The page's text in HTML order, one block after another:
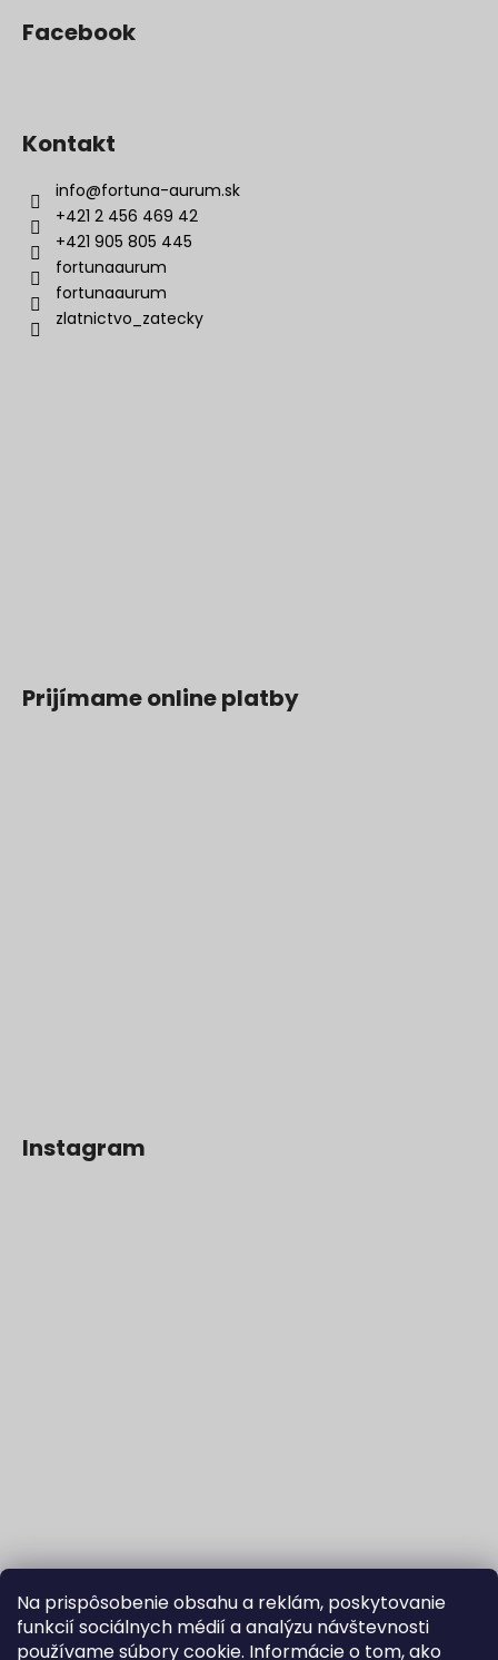
Na prispôsobenie obsahu a reklám, poskytovanie
funkcií sociálnych médií a analýzu návštevnosti
používame súbory cookie. Informácie o tom, ako
Facebook
Kontakt
info@fortuna-aurum.sk
+421 2 456 469 42
+421 905 805 445
fortunaaurum
fortunaaurum
zlatnictvo_zatecky
Prijímame online platby
Instagram